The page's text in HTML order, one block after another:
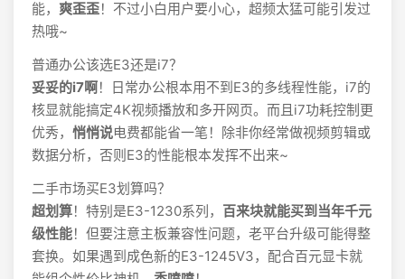
能， 爽歪歪 ！不过小白用户要小心，超频太猛可能引发过
热哦~
普通办公该选E3还是i7？
妥妥的i7啊 ！日常办公根本用不到E3的多线程性能，i7的
核显就能搞定4K视频播放和多开网页。而且i7功耗控制更
优秀， 悄悄说电费都能省一笔！除非你经常做视频剪辑或
数据分析，否则E3的性能根本发挥不出来~
二手市场买E3划算吗？
超划算 ！特别是E3-1230系列，
百来块就能买到当年千元
级性能 ！但要注意主板兼容性问题，老平台升级可能得整
套换。如果遇到成色新的E3-1245V3，配合百元显卡就